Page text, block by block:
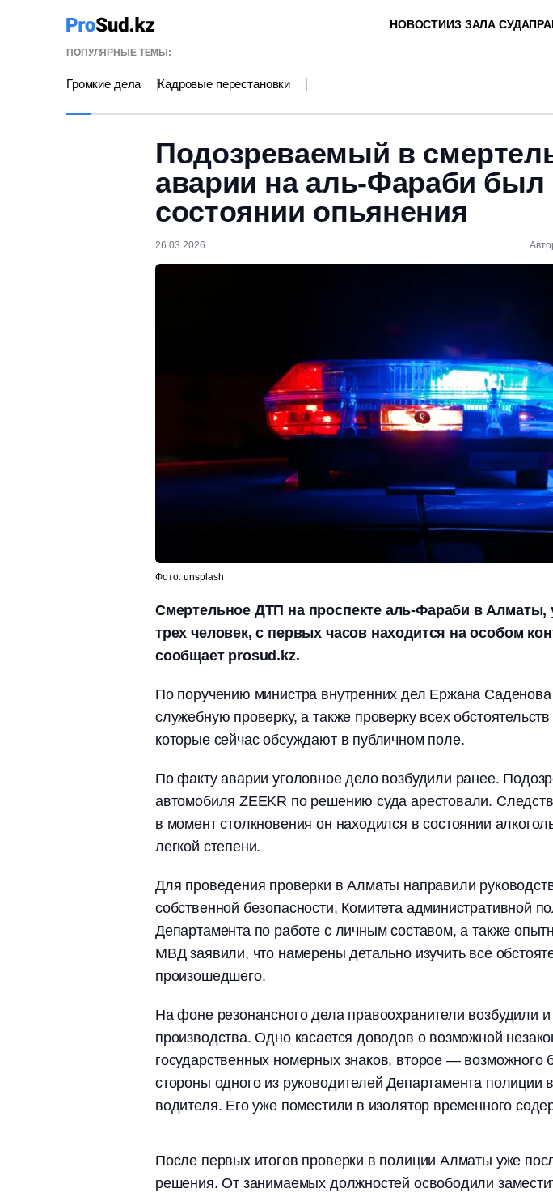
НОВОСТИИЗ ЗАЛА СУДА
ПОПУЛЯРНЫЕ ТЕМЫ:
Громкие дела Кадровые перестановки
Подозреваемый в
аварии на аль-Фараби был
состоянии опьянения
26.03.2026
Фото: unsplash
Смертельное ДТП на проспекте аль-Фараби в Алматы,
трех человек, с первых часов находится на особом
сообщает prosud.kz.
По поручению министра внутренних дел Ержана
служебную проверку, а также проверку всех
которые сейчас обсуждают в публичном поле.
По факту аварии уголовное дело возбудили ранее.
автомобиля ZEEKR по решению суда арестовали.
в момент столкновения он находился в состоянии
легкой степени.
Для проведения проверки в Алматы направили
собственной безопасности, Комитета административной
Департамента по работе с личным составом, а также
МВД заявили, что намерены детально изучить все
произошедшего.
На фоне резонансного дела правоохранители возбудили
производства. Одно касается доводов о возможной
государственных номерных знаков, второе — возможного
стороны одного из руководителей Департамента полиции
водителя. Его уже поместили в изолятор временного
После первых итогов проверки в полиции Алматы уже
решения. От занимаемых должностей освободили